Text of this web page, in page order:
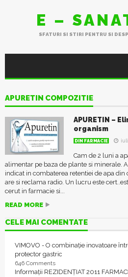
E –
SFATURI SI STIRI PENTRU SI
APURETIN COMPOZITIE
APURETIN –
organism
DIN FARMACIE
Cam de 2 luni a
alimentar pe baza de plante si minerale.
indicat in combaterea retentiei de apa
are si reclama radio. Un lucru este
cerut in farmacie si...
READ MORE
CELE MAI COMENTATE
VIMOVO - O combinație inovatoare
protector gastric
646 Comments
Informații REZIDENȚIAT 2011